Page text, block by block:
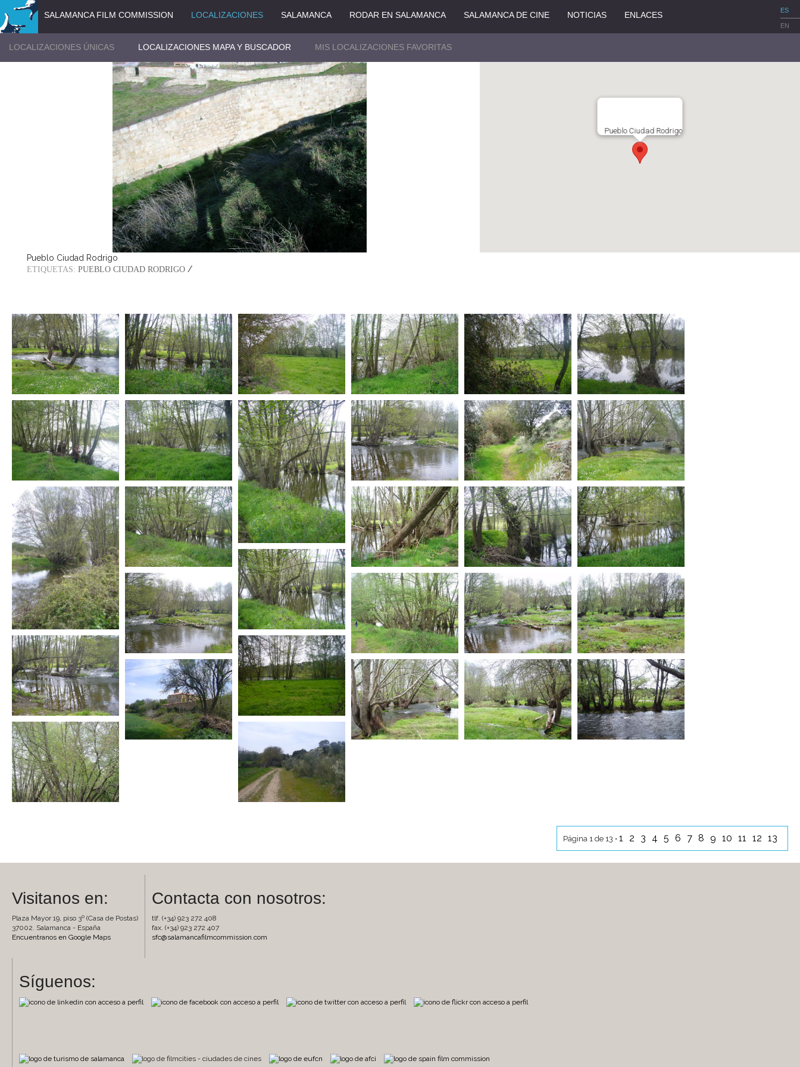
ES
EN
SALAMANCA FILM COMMISSION LOCALIZACIONES SALAMANCA RODAR EN SALAMANCA SALAMANCA DE CINE NOTICIAS ENLACES
LOCALIZACIONES ÚNICAS LOCALIZACIONES MAPA Y BUSCADOR MIS LOCALIZACIONES FAVORITAS
Pueblo Ciudad Rodrigo
Pueblo Ciudad Rodrigo
ETIQUETAS: PUEBLO CIUDAD RODRIGO /
Página 1 de 13 • 1 2 3 4 5 6 7 8 9 10 11 12 13
Visitanos en:
Plaza Mayor 19, piso 3º (Casa de Postas)
37002. Salamanca - España
Encuentranos en Google Maps
Contacta con nosotros:
tlf. (+34) 923 272 408
fax. (+34) 923 272 407
sfc@salamancafilmcommission.com
Síguenos: